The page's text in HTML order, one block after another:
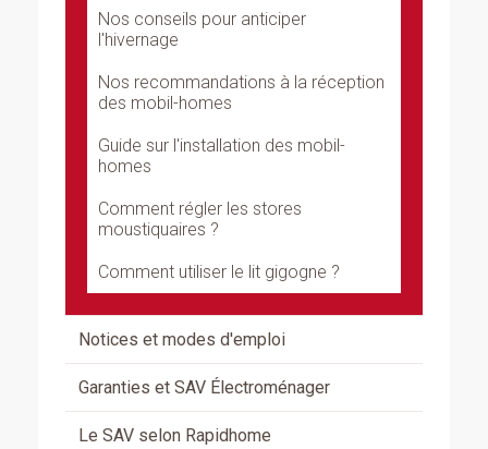
Nos conseils pour anticiper
l'hivernage
Nos recommandations à la réception
des mobil-homes
Guide sur l'installation des mobil-
homes
Comment régler les stores
moustiquaires ?
Comment utiliser le lit gigogne ?
Notices et modes d'emploi
Garanties et SAV Électroménager
Le SAV selon Rapidhome